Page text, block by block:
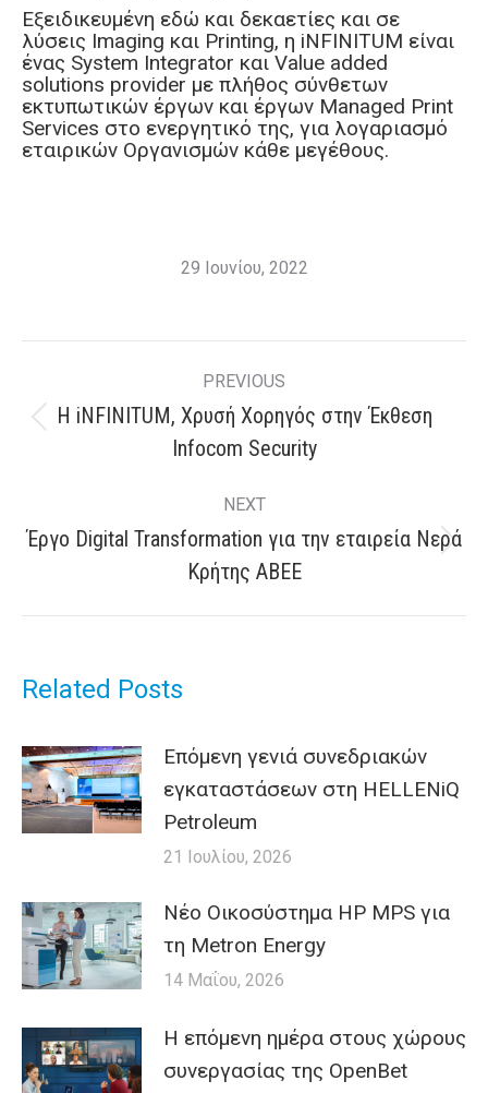
Εξειδικευμένη εδώ και δεκαετίες και σε
λύσεις Ιmaging και Printing, η iNFINITUM είναι
ένας System Integrator και Value added
solutions provider με πλήθος σύνθετων
εκτυπωτικών έργων και έργων Managed Print
Services στο ενεργητικό της, για λογαριασμό
εταιρικών Οργανισμών κάθε μεγέθους.
29 Ιουνίου, 2022
Post
navigation
PREVIOUS
Previous
post:
Η iNFINITUM, Χρυσή Χορηγός στην Έκθεση
Infocom Security
NEXT
Next
post:
Έργο Digital Transformation για την εταιρεία Nερά
Κρήτης ΑΒΕΕ
Related Posts
Επόμενη γενιά συνεδριακών
εγκαταστάσεων στη HELLENiQ
Petroleum
21 Ιουλίου, 2026
Nέο Οικοσύστημα HP MPS για
τη Metron Energy
14 Μαΐου, 2026
H επόμενη ημέρα στους χώρους
συνεργασίας της OpenBet